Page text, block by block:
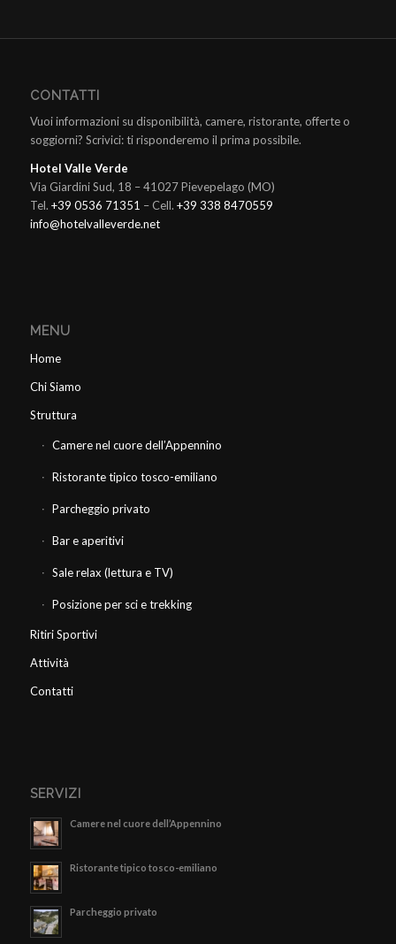
CONTATTI
Vuoi informazioni su disponibilità, camere, ristorante, offerte o
soggiorni? Scrivici: ti risponderemo il prima possibile.
Hotel Valle Verde
Via Giardini Sud, 18 – 41027 Pievepelago (MO)
Tel. +39 0536 71351 – Cell. +39 338 8470559
info@hotelvalleverde.net
MENU
Home
Chi Siamo
Struttura
Camere nel cuore dell’Appennino
Ristorante tipico tosco-emiliano
Parcheggio privato
Bar e aperitivi
Sale relax (lettura e TV)
Posizione per sci e trekking
Ritiri Sportivi
Attività
Contatti
SERVIZI
Camere nel cuore dell’Appennino
Ristorante tipico tosco-emiliano
Parcheggio privato